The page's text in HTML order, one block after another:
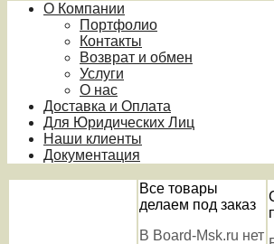
О Компании
Портфолио
Контакты
Возврат и обмен
Услуги
О нас
Доставка и Оплата
Для Юридических Лиц
Наши клиенты
Документация
Все товары
делаем под заказ
В Board-Msk.ru нет